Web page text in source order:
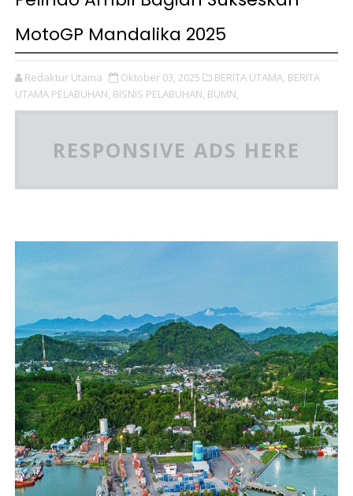
MotoGP Mandalika 2025
Redaktur Utama Oktober 03, 2025 BERITA UTAMA, BERITA
UTAMA PELABUHAN, BISNIS PELABUHAN, BUMN,
RESPONSIVE ADS HERE